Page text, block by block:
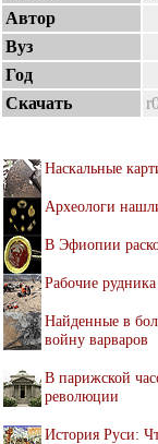
Автор
Вуз
Год
Скачать
Наскальные
Археологи
В Эфиопии
Рабочие
Найденные в
войну варваров
В парижской
революции
История Руси: